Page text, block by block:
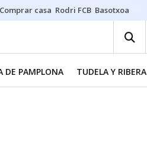
Comprar casa Rodri FCB Basotxoa
DE PAMPLONA TUDELA Y RIBERA